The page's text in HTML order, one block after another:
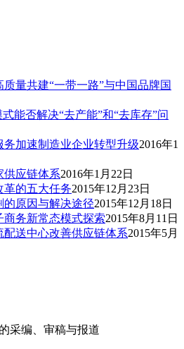
量共建“一带一路”与中国品牌国
能否解决“去产能”和“去库存”问
加速制造业企业转型升级2016年1
供应链体系2016年1月22日
革的五大任务2015年12月23日
原因与解决途径2015年12月18日
务新常态模式探索2015年8月11日
送中心改善供应链体系2015年5月
采编、审稿与报道